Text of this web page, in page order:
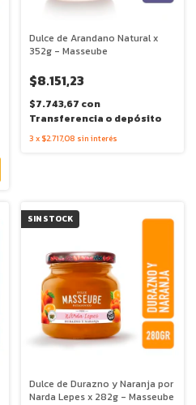
Dulce de Arandano Natural x
352g - Masseube
$8.151,23
$7.743,67 con
Transferencia o depósito
3 x $2.717,08 sin interés
SIN STOCK
Dulce de Durazno y Naranja por
Narda Lepes x 282g - Masseube